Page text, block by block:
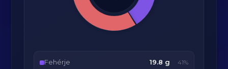
Fehérje 19.8 g 41%